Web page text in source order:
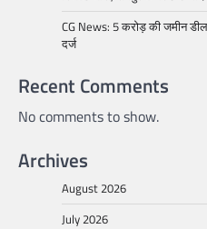
CG News: 5 करोड़ की जमीन डील
दर्ज
Recent Comments
No comments to show.
Archives
August 2026
July 2026